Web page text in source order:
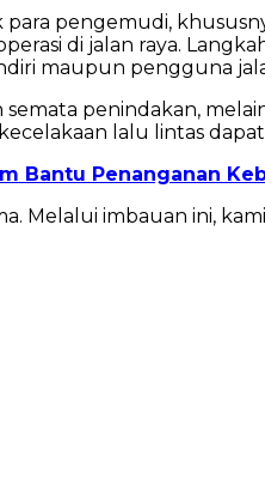
pengemudi,
di jalan raya.
maupun pengguna
penindakan,
lalu lintas
Bantu Penanganan
Melalui imbauan ini,